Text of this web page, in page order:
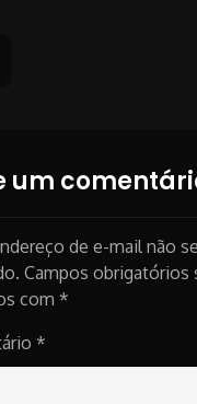
um
de e-mail não
Campos obrigatórios
com *
*